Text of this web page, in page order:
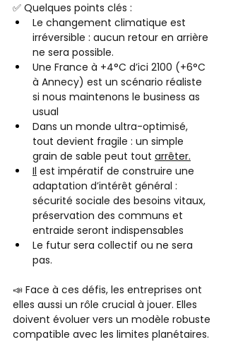
✅ Quelques points clés :
Le changement climatique est
irréversible : aucun retour en arrière
ne sera possible.
Une France à +4°C d’ici 2100 (+6°C
à Annecy) est un scénario réaliste
si nous maintenons le business as
usual
Dans un monde ultra-optimisé,
tout devient fragile : un simple
grain de sable peut tout arrêter.
Il est impératif de construire une
adaptation d’intérêt général :
sécurité sociale des besoins vitaux,
préservation des communs et
entraide seront indispensables
Le futur sera collectif ou ne sera
pas.
📣 Face à ces défis, les entreprises ont
elles aussi un rôle crucial à jouer. Elles
doivent évoluer vers un modèle robuste
compatible avec les limites planétaires.